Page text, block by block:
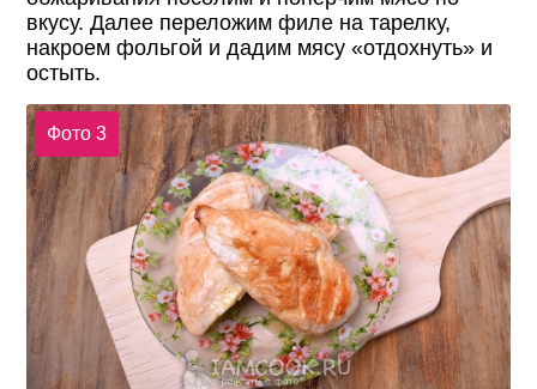
вкусу. Далее переложим филе на тарелку,
накроем фольгой и дадим мясу «отдохнуть» и
остыть.
Фото 3